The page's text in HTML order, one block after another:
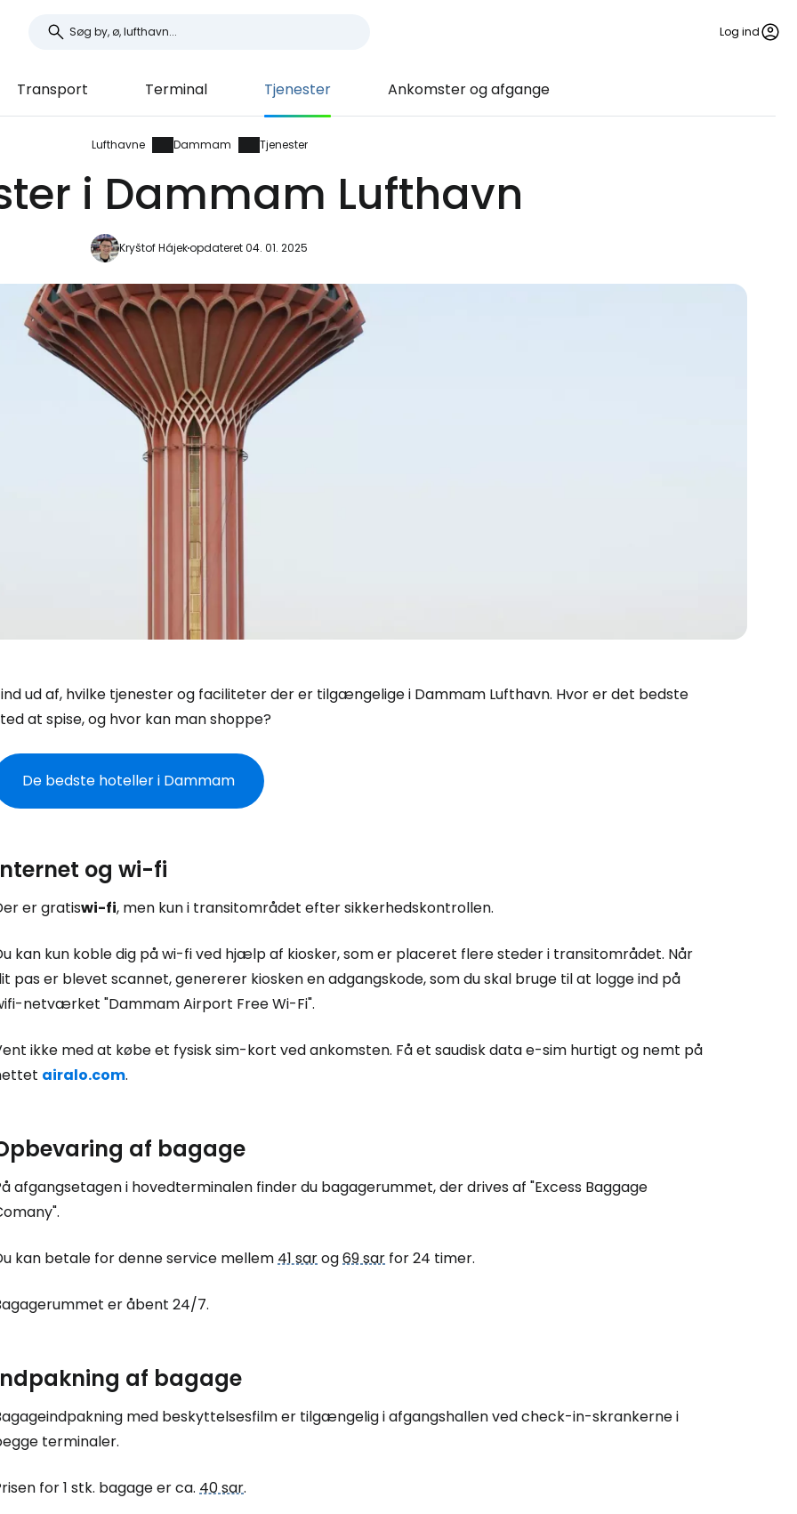
Log ind
Transport Terminal Tjenester Ankomster og afgange
Lufthavne Dammam Tjenester
i Dammam Lufthavn
Kryštof Hájekopdateret 04. 01. 2025
ud af, hvilke tjenester og faciliteter der er tilgængelige i Dammam Lufthavn. Hvor er det bedste
at spise, og hvor kan man shoppe?
De bedste hoteller i Dammam
og wi-fi
er gratiswi-fi, men kun i transitområdet efter sikkerhedskontrollen.
kan kun koble dig på wi-fi ved hjælp af kiosker, som er placeret flere steder i transitområdet. Når
pas er blevet scannet, genererer kiosken en adgangskode, som du skal bruge til at logge ind på
netværket "Dammam Airport Free Wi-Fi".
ikke med at købe et fysisk sim-kort ved ankomsten. Få et saudisk data e-sim hurtigt og nemt på
airalo.com.
af bagage
afgangsetagen i hovedterminalen finder du bagagerummet, der drives af "Excess Baggage
kan betale for denne service mellem41 sarog69 sar for 24 timer.
er åbent 24/7.
af bagage
med beskyttelsesfilm er tilgængelig i afgangshallen ved check-in-skrankerne i
terminaler.
for 1 stk. bagage er ca. 40 sar.
Log ind på Cestee